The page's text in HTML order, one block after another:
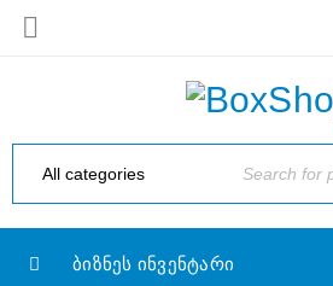
ᲑᲘᲖᲜᲔᲡ ᲘᲜᲕᲔᲜᲢᲐᲠᲘ